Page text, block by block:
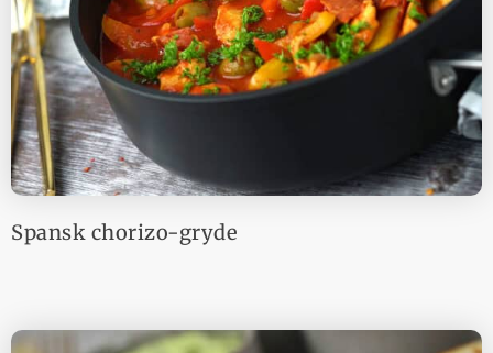
Spansk chorizo-gryde